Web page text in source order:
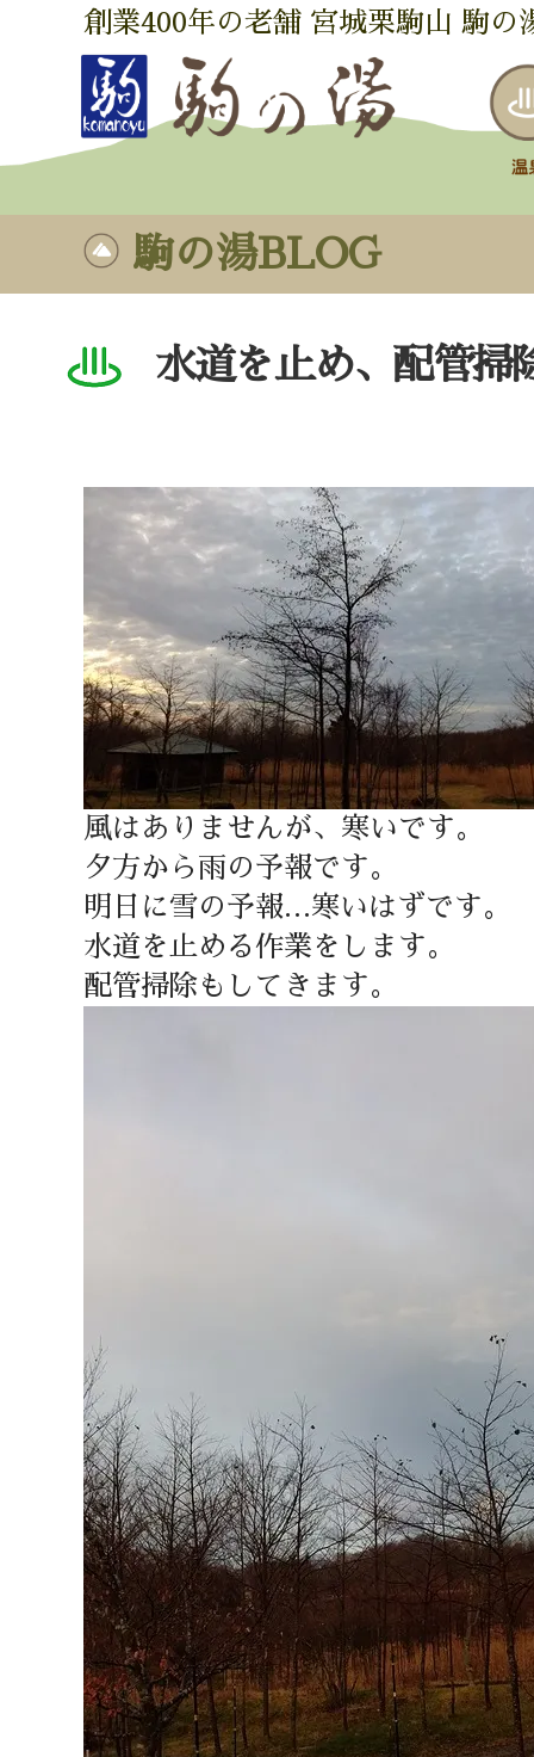
創業400年の老舗 宮城栗駒山 駒の
駒の湯BLOG
水道を止め、配管掃
風はありませんが、寒いです。
夕方から雨の予報です。
明日に雪の予報…寒いはずです。
水道を止める作業をします。
配管掃除もしてきます。